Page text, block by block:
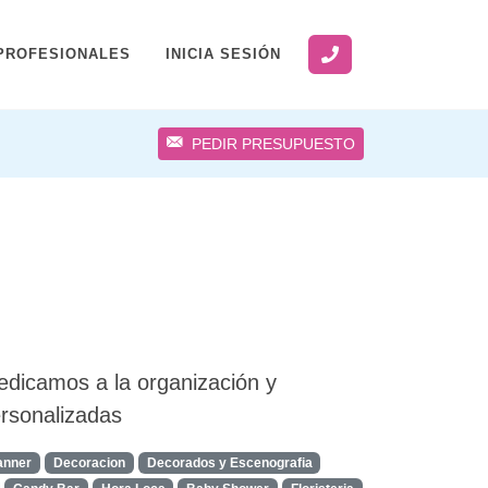
INICIA SESIÓN
PEDIR PRESUPUESTO
a la organización y
Decoracion
Decorados y Escenografia